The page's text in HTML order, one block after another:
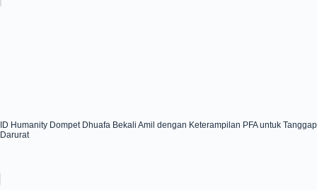
ID Humanity Dompet Dhuafa Bekali Amil dengan Keterampilan PFA untuk Tanggap
Darurat